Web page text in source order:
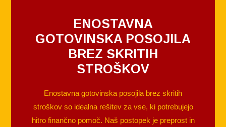
ENOSTAVNA
GOTOVINSKA POSOJILA
BREZ SKRITIH
STROŠKOV
Enostavna gotovinska posojila brez skritih
stroškov so idealna rešitev za vse, ki potrebujejo
hitro finančno pomoč. Naš postopek je preprost in